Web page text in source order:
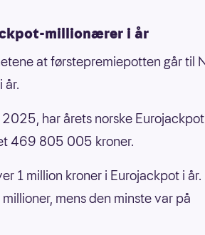
millionærer i år
at førstepremiepotten går til
år.
har årets norske
469 805 005 kroner.
1 million kroner i Eurojackpot i år.
mens den minste var på